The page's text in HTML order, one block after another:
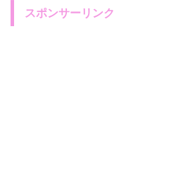
スポンサーリンク